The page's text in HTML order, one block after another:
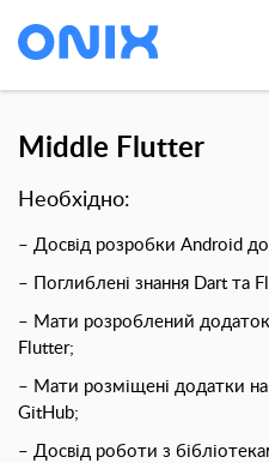
Middle Flutter
Необхіднo:
– Досвід розробки Android
– Поглиблені знання Dart та
– Мати розроблений
Flutter;
– Мати розміщені додатки
GitHub;
– Досвід роботи з